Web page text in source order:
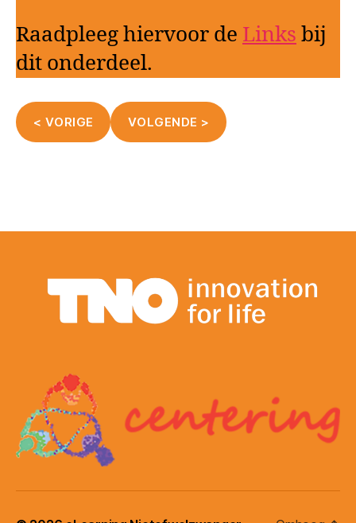
Raadpleeg hiervoor de Links bij
dit onderdeel.
< VORIGE VOLGENDE >